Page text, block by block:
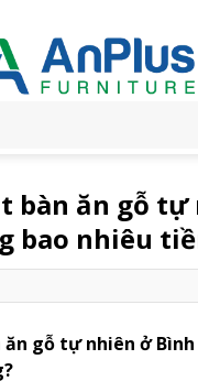
bàn ăn gỗ
bao nhiêu
gỗ tự nhiên ở